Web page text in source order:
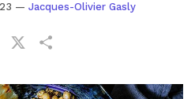
— Jacques-Olivier Gasly
Facebook